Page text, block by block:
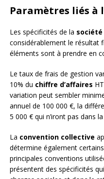
Paramètres liés à
Les spécificités de la
considérablement le résultat
éléments sont à prendre en
Le taux de frais de gestion
10% du chiffre d’affaires
variation peut sembler
annuel de 100 000 €, la
5 000 € qui n’iront pas dans
La convention collective
détermine également
principales conventions
présentent des spécificités